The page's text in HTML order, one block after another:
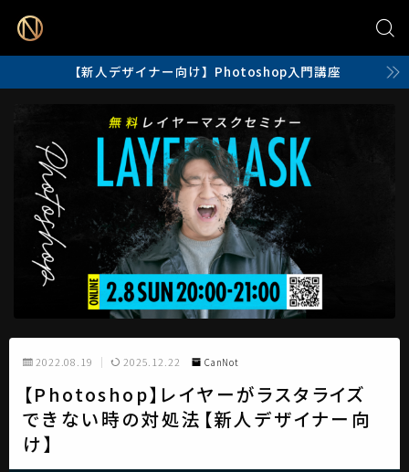
【新人デザイナー向け】Photoshop入門講座
2022.08.19 2025.12.22 CanNot
【Photoshop】レイヤーがラスタライズ
できない時の対処法【新人デザイナー向
け】